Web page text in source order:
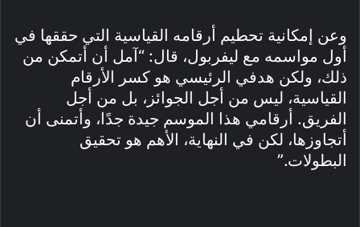
وعن إمكانية تحطيم أرقامه القياسية التي حققها في
أول مواسمه مع ليفربول، قال: “آمل أن أتمكن من
ذلك، ولكن هدفي الرئيسي هو كسر الأرقام
القياسية، ليس من أجل الجوائز، بل من أجل
الفريق. أرقامي هذا الموسم جيدة جدًا، وأتمنى أن
أتجاوزها، لكن في النهاية، الأهم هو تحقيق
البطولات.”